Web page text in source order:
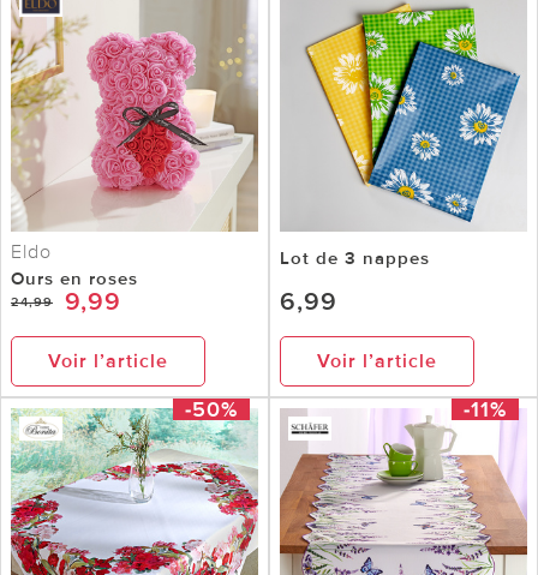
Eldo
Ours en roses
24,99 9,99
Voir l’article
Lot de 3 nappes
6,99
Voir l’article
-50% -11%